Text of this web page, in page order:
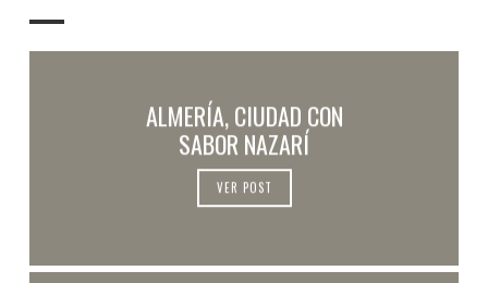
ALMERÍA, CIUDAD CON
SABOR NAZARÍ
VER POST